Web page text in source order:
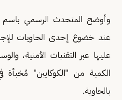
وأوضح المتحدث الرسمي باسم
عند خضوع إحدى الحاويات
عليها عبر التقنيات الأمنية،
الكمية من "الكوكايين" مُخبأة
بالحاوية.